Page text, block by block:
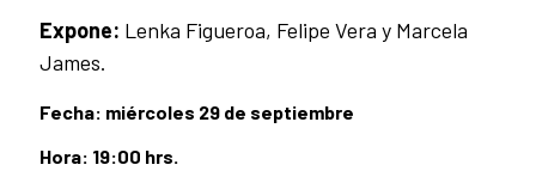
Expone: Lenka Figueroa, Felipe Vera y Marcela
James.
Fecha: miércoles 29 de septiembre
Hora: 19:00 hrs.